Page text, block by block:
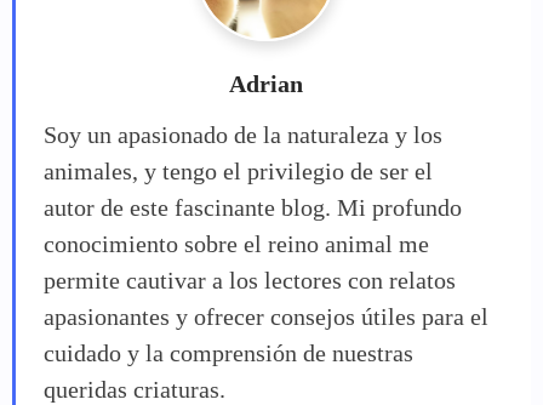
Adrian
Soy un apasionado de la naturaleza y los
animales, y tengo el privilegio de ser el
autor de este fascinante blog. Mi profundo
conocimiento sobre el reino animal me
permite cautivar a los lectores con relatos
apasionantes y ofrecer consejos útiles para el
cuidado y la comprensión de nuestras
queridas criaturas.